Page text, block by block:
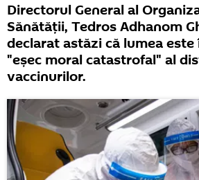
Directorul General al
Sănătăţii, Tedros Adhanom
declarat astăzi că lumea
"eşec moral catastrofal" al
vaccinurilor.